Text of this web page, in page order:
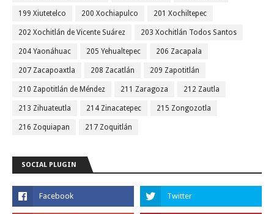
199 Xiutetelco 200 Xochiapulco 201 Xochiltepec
202 Xochitlán de Vicente Suárez 203 Xochitlán Todos Santos
204 Yaonáhuac 205 Yehualtepec 206 Zacapala
207 Zacapoaxtla 208 Zacatlán 209 Zapotitlán
210 Zapotitlán de Méndez 211 Zaragoza 212 Zautla
213 Zihuateutla 214 Zinacatepec 215 Zongozotla
216 Zoquiapan 217 Zoquitlán
SOCIAL PLUGIN